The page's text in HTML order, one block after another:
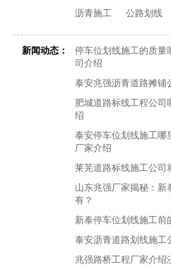
沥青施工
公路划线
新闻动态：
停车位划线施工的质
司介绍
泰安兆强沥青道路摊铺
肥城道路标线工程公
绍
泰安停车位划线施工哪
厂家介绍
莱芜道路标线施工公司
山东兆强厂家揭秘：新
有？
新泰停车位划线施工前
泰安沥青道路划线施工
兆强路桥工程厂家介绍